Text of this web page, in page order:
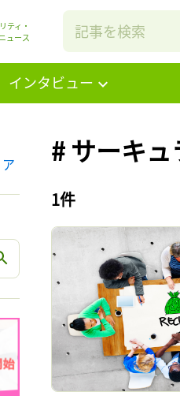
ティ・
ュース
インタビュー
# サーキ
1件